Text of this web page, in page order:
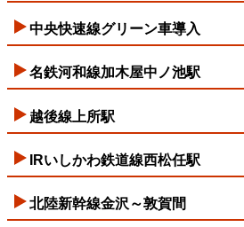
中央快速線グリーン車導入
名鉄河和線加木屋中ノ池駅
越後線上所駅
IRいしかわ鉄道線西松任駅
北陸新幹線金沢～敦賀間